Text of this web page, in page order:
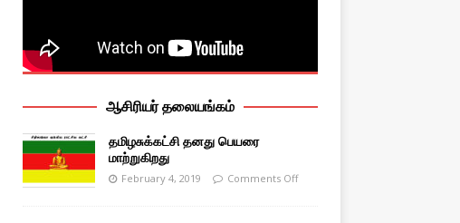
ஆசிரியர் தலையங்கம்
தமிழசுக்கட்சி தனது பெயரை
மாற்றுகிறது
February 4, 2019 Comments Off